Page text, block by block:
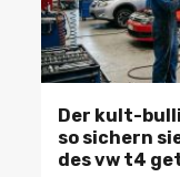
Der kult-
so sichern
des vw t4